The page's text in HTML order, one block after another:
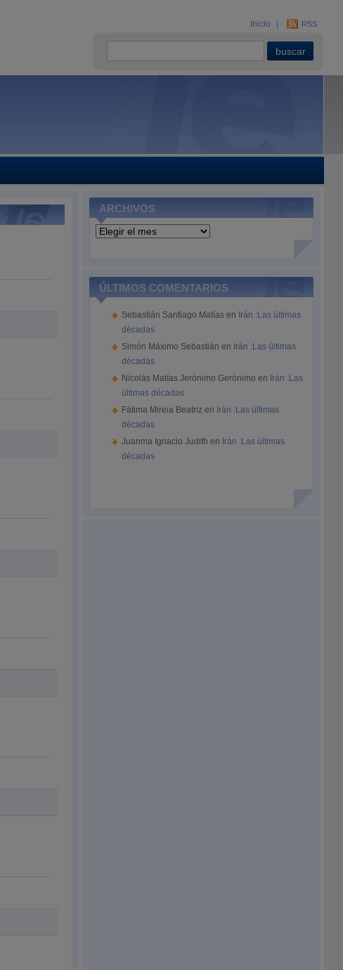
Inicio RSS
ARCHIVOS
Archivos
ÚLTIMOS COMENTARIOS
Sebastián Santiago Matías en Irán :Las últimas
décadas
Simón Máximo Sebastián en Irán :Las últimas
décadas
Nicolás Matías Jerónimo Gerónimo en Irán :Las
últimas décadas
Fátima Mireia Beatriz en Irán :Las últimas
décadas
Juanma Ignacio Judith en Irán :Las últimas
décadas